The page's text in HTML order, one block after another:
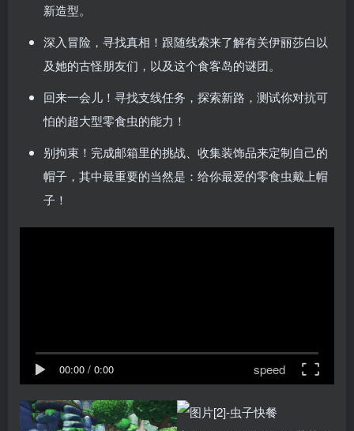
新造型。
深入冒险，寻找真相！跟随线索来了解有关伊丽莎白以
及她的古怪朋友们，以及这个食客岛的谜团。
回来一会儿！寻找支线任务，探索新路，测试你对抗可
怕的超大型零食虫的能力！
别拘束！完成邮箱里的挑战、收集装饰品来定制自己的
帽子，其中最重要的当然是：给你最爱的零食虫戴上帽
子！
00:00 / 0:00 speed